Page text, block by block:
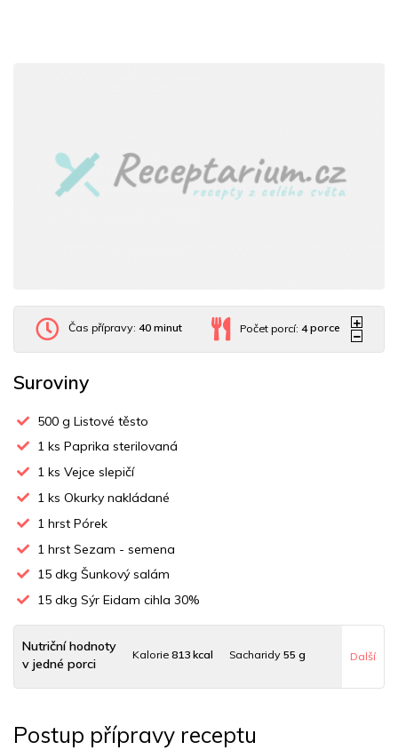
Čas přípravy:40 minut Počet porcí:4 porce
Suroviny
500 g Listové těsto
1 ks Paprika sterilovaná
1 ks Vejce slepičí
1 ks Okurky nakládané
1 hrst Pórek
1 hrst Sezam - semena
15 dkg Šunkový salám
15 dkg Sýr Eidam cihla 30%
Nutriční hodnoty
v jedné porci
Kalorie 813 kcal Sacharidy 55 g
Uhlovodany 9 g Cholesterol 98.8 mg
Další
Postup přípravy receptu